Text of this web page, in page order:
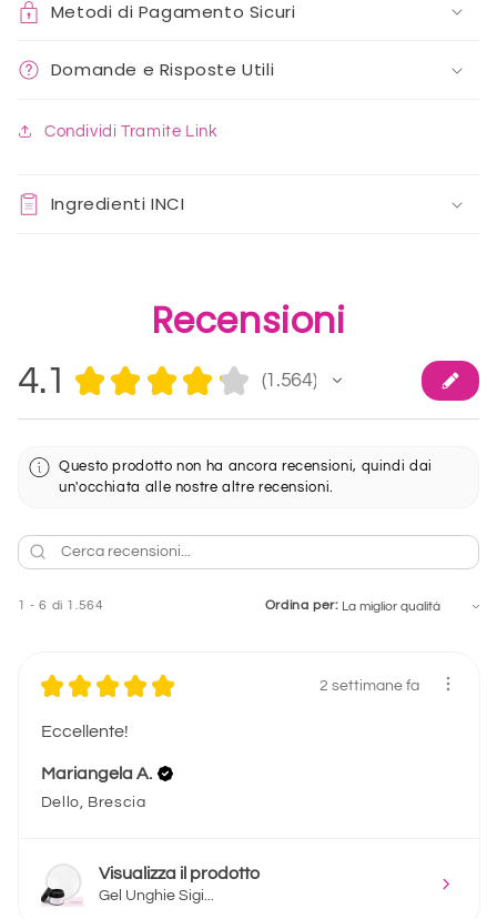
Metodi di Pagamento Sicuri
Domande e Risposte Utili
Condividi Tramite Link
Ingredienti INCI
Recensioni
4.1 ★ ★ ★ ★ ★ 1.564
1564
Questo prodotto non ha ancora recensioni, quindi dai
un'occhiata alle nostre altre recensioni.
1 - 6 di 1.564 Ordina per:
★ ★ ★ ★ ★ 2 settimane fa
Eccellente!
Mariangela A.
Dello, Brescia
Visualizza il prodotto
Gel Unghie Sigi...